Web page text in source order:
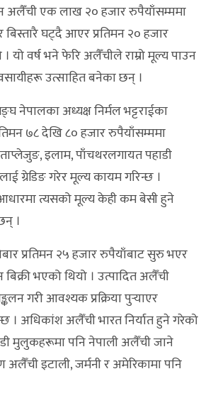
अलैँची एक लाख २० हजार रुपैयाँसम्ममा
बिस्तारै घट्दै आएर प्रतिमन २० हजार
यो वर्ष भने फेरि अलैँचीले राम्रो मूल्य पाउन
उत्साहित बनेका छन् ।
नेपालका अध्यक्ष निर्मल भट्टराईका
७८ देखि ८० हजार रुपैयाँसम्ममा
इलाम, पाँचथरलगायत पहाडी
ग्रेडिङ गरेर मूल्य कायम गरिन्छ ।
त्यसको मूल्य केही कम बेसी हुने
।
प्रतिमन २५ हजार रुपैयाँबाट सुरु भएर
भएको थियो । उत्पादित अलैँची
गरी आवश्यक प्रक्रिया पुर्‍याएर
। अधिकांश अलैँची भारत निर्यात हुने गरेको
मुलुकहरूमा पनि नेपाली अलैँची जाने
इटाली, जर्मनी र अमेरिकामा पनि